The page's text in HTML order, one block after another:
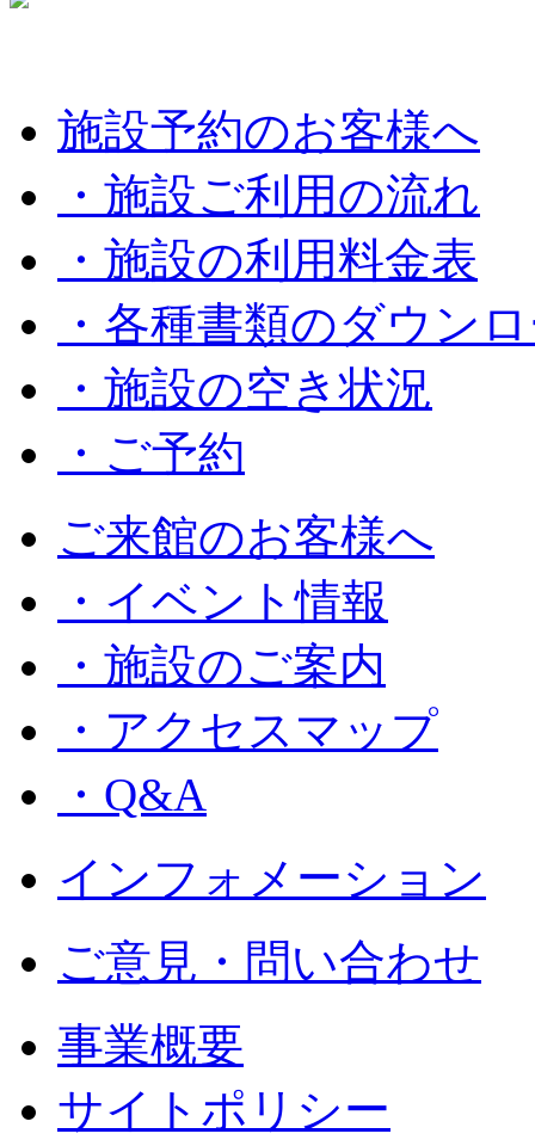
施設予約のお客様へ
・施設ご利用の流れ
・施設の利用料金表
・各種書類のダウン
・施設の空き状況
・ご予約
ご来館のお客様へ
・イベント情報
・施設のご案内
・アクセスマップ
・Q&A
インフォメーション
ご意見・問い合わせ
事業概要
サイトポリシー